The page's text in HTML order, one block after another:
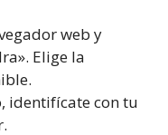
web y
Elige la
identifícate con tu